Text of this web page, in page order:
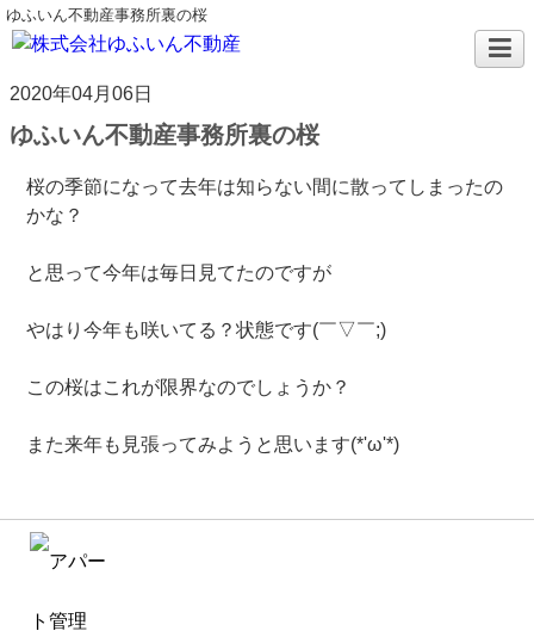
ゆふいん不動産事務所裏の桜
2020年04月06日
ゆふいん不動産事務所裏の桜
桜の季節になって去年は知らない間に散ってしまったの
かな？
と思って今年は毎日見てたのですが
やはり今年も咲いてる？状態です(￣▽￣;)
この桜はこれが限界なのでしょうか？
また来年も見張ってみようと思います(*'ω'*)